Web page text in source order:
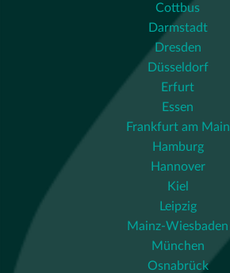
Cottbus
Darmstadt
Dresden
Düsseldorf
Erfurt
Essen
Frankfurt am Main
Hamburg
Hannover
Kiel
Leipzig
Mainz-Wiesbaden
München
Osnabrück